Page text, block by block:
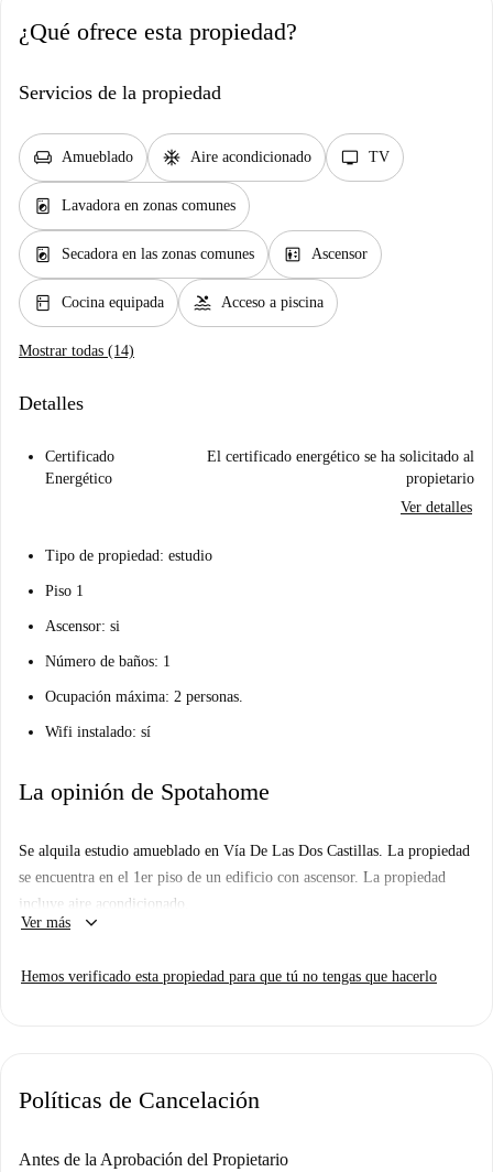
¿Qué ofrece esta propiedad?
Servicios de la propiedad
chair Amueblado ac_unit Aire acondicionado tv TV
local_laundry_service Lavadora en zonas comunes
local_laundry_service Secadora en las zonas comunes elevator Ascensor
kitchen Cocina equipada pool Acceso a piscina
Mostrar todas (14)
Detalles
Certificado
Energético
El certificado energético se ha solicitado al
propietario
Ver detalles
Tipo de propiedad: estudio
Piso 1
Ascensor: si
Número de baños: 1
Ocupación máxima: 2 personas.
Wifi instalado: sí
La opinión de Spotahome
Se alquila estudio amueblado en Vía De Las Dos Castillas. La propiedad
se encuentra en el 1er piso de un edificio con ascensor. La propiedad
incluye aire acondicionado.
Ver más
keyboard_arrow_down
Hemos verificado esta propiedad para que tú no tengas que hacerlo
Políticas de Cancelación
Antes de la Aprobación del Propietario